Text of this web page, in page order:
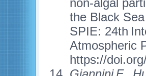
non-algal
the Black
SPIE: 24th
Atmospheric
https://